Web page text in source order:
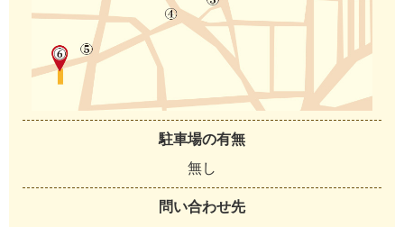
駐車場の有無
無し
問い合わせ先